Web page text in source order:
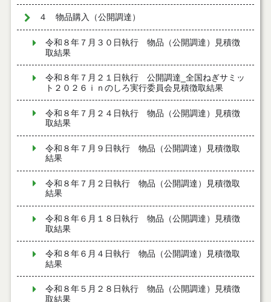
４ 物品購入（公開調達）
令和８年７月３０日執行 物品（公開調達）見積徴
取結果
令和８年７月２１日執行 公開調達_全国ねぎサミッ
ト２０２６ｉｎのしろ実行委員会見積徴取結果
令和８年７月２４日執行 物品（公開調達）見積徴
取結果
令和８年７月９日執行 物品（公開調達）見積徴取
結果
令和８年７月２日執行 物品（公開調達）見積徴取
結果
令和８年６月１８日執行 物品（公開調達）見積徴
取結果
令和８年６月４日執行 物品（公開調達）見積徴取
結果
令和８年５月２８日執行 物品（公開調達）見積徴
取結果